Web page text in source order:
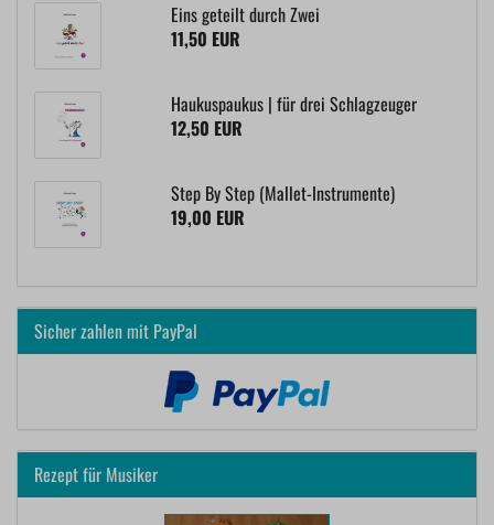
Eins geteilt durch Zwei
11,50 EUR
Haukuspaukus | für drei Schlagzeuger
12,50 EUR
Step By Step (Mallet-Instrumente)
19,00 EUR
Sicher zahlen mit PayPal
Rezept für Musiker